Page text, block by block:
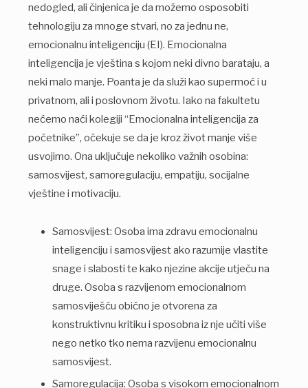
nedogled, ali činjenica je da možemo osposobiti
tehnologiju za mnoge stvari, no za jednu ne,
emocionalnu inteligenciju (EI). Emocionalna
inteligencija je vještina s kojom neki divno barataju, a
neki malo manje. Poanta je da služi kao supermoć i u
privatnom, ali i poslovnom životu. Iako na fakultetu
nećemo naći kolegiji “Emocionalna inteligencija za
početnike”, očekuje se da je kroz život manje više
usvojimo. Ona uključuje nekoliko važnih osobina:
samosvijest, samoregulaciju, empatiju, socijalne
vještine i motivaciju.
Samosvijest: Osoba ima zdravu emocionalnu
inteligenciju i samosvijest ako razumije vlastite
snage i slabosti te kako njezine akcije utječu na
druge. Osoba s razvijenom emocionalnom
samosviješću obično je otvorena za
konstruktivnu kritiku i sposobna iz nje učiti više
nego netko tko nema razvijenu emocionalnu
samosvijest.
Samoregulacija: Osoba s visokom emocionalnom